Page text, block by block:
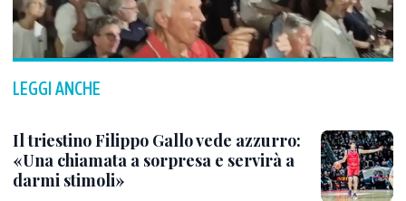
LEGGI ANCHE
Il triestino Filippo Gallo vede azzurro:
«Una chiamata a sorpresa e servirà a
darmi stimoli»